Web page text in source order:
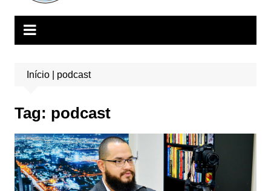
Início| podcast
Tag: podcast